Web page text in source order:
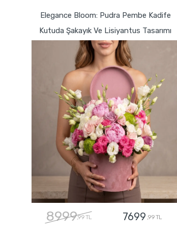
Elegance Bloom: Pudra Pembe Kadife
Kutuda Şakayık Ve Lisiyantus Tasarımı
8999,99 TL 7699 ,99 TL